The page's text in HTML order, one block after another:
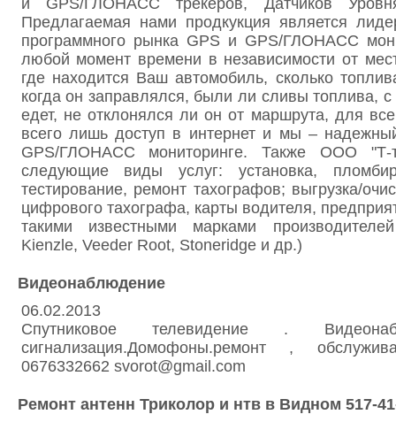
и GPS/ГЛОНАСС трекеров, Датчиков
Предлагаемая нами продкукция является
программного рынка GPS и GPS/ГЛОНАСС
любой момент времени в независимости от
где находится Ваш автомобиль, сколько
когда он заправлялся, были ли сливы топлива, с
едет, не отклонялся ли он от маршрута, для
всего лишь доступ в интернет и мы –
GPS/ГЛОНАСС мониторинге. Также ООО "Т-
следующие виды услуг: установка,
тестирование, ремонт тахографов; выгрузка/
цифрового тахографа, карты водителя,
такими известными марками
Kienzle, Veeder Root, Stoneridge и др.)
Видеонаблюдение
06.02.2013
Спутниковое телевидение .
сигнализация.Домофоны.ремонт ,
0676332662 svorot@gmail.com
Ремонт антенн Триколор и нтв в Видном 517-